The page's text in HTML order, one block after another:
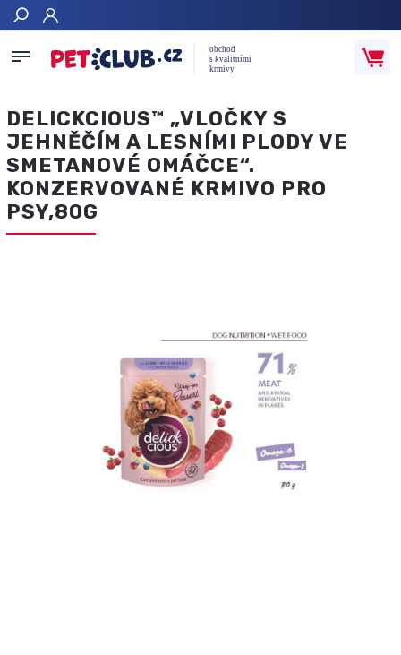
Hledat
DELICKCIOUS™ „VLOČKY S
JEHNĚČÍM A LESNÍMI PLODY VE
SMETANOVÉ OMÁČCE“.
KONZERVOVANÉ KRMIVO PRO
PSY,80G